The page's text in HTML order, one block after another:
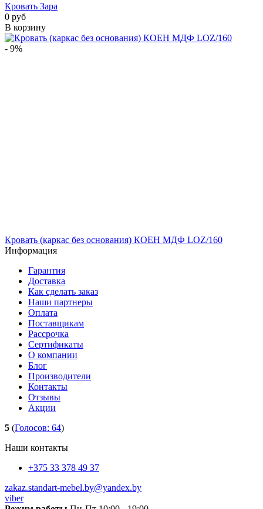
Кровать Зара
0 руб
В корзину
- 9%
Кровать (каркас без основания) КОЕН МДФ LOZ/160
Информация
Гарантия
Доставка
Как сделать заказ
Наши партнеры
Оплата
Поставщикам
Рассрочка
Сертификаты
О компании
Блог
Производители
Контакты
Отзывы
Акции
5 (Голосов: 64)
Наши контакты
+375 33 378 49 37
zakaz.standart-mebel.by@yandex.by
viber